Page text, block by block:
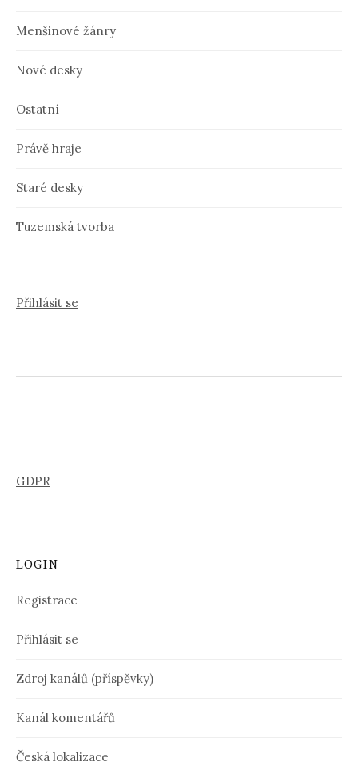
Menšinové žánry
Nové desky
Ostatní
Právě hraje
Staré desky
Tuzemská tvorba
Přihlásit se
GDPR
LOGIN
Registrace
Přihlásit se
Zdroj kanálů (příspěvky)
Kanál komentářů
Česká lokalizace